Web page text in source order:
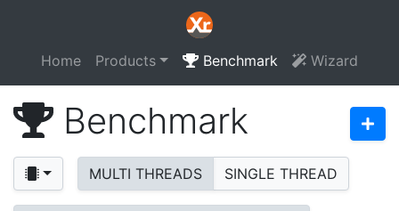
Home Products Benchmark Wizard
Benchmark
MULTI THREADS SINGLE THREAD